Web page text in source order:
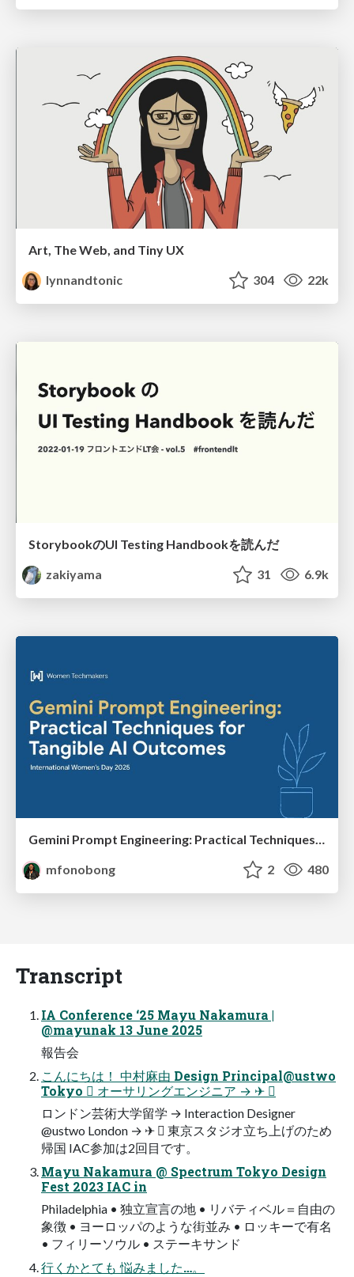
Art, The Web, and Tiny UX
lynnandtonic
304 22k
StorybookのUI Testing Handbookを読んだ
zakiyama
31 6.9k
mfonobong
2 480
Transcript
IA Conference ‘25 Mayu Nakamura |
@mayunak 13 June 2025
報告会
こんにちは！ 中村麻由 Design Principal@ustwo
Tokyo 󰏦 オーサリングエンジニア → ✈ 󰏅
ロンドン芸術大学留学 → Interaction Designer
@ustwo London → ✈ 󰏦 東京スタジオ立ち上げのため
帰国 IAC参加は2回目です。
Mayu Nakamura @ Spectrum Tokyo Design
Fest 2023 IAC in
Philadelphia • 独立宣言の地 • リバティベル＝自由の
象徴 • ヨーロッパのような街並み • ロッキーで有名
• フィリーソウル • ステーキサンド
行くかとても 悩みました…。